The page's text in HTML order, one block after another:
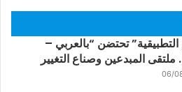
التطبيقية” تحتضن “بالعربي –
المبدعين وصناع التغيير
06/